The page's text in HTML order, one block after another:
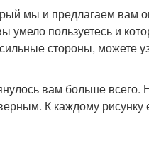
мы и предлагаем вам
умело пользуетесь и
стороны, можете
вам больше всего.
К каждому рисунку